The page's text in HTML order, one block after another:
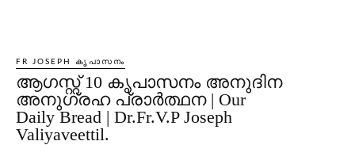
FR JOSEPH കൃപാസനം
ആഗസ്റ്റ് 10 കൃപാസനം അനുദിന
അനുഗ്രഹ പ്രാർത്ഥന | Our
Daily Bread | Dr.Fr.V.P Joseph
Valiyaveettil.